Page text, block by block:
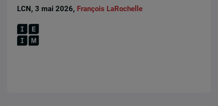
LCN, 3 mai 2026, François LaRochelle